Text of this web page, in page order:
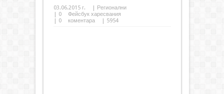
03.06.2015 г. | Регионални
| 0
Фейсбук харесвания
| 0 коментара | 5954